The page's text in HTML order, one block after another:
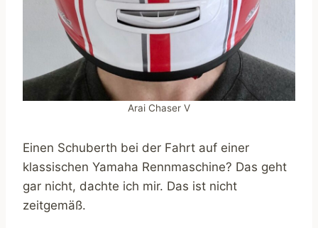
Arai Chaser V
Einen Schuberth bei der Fahrt auf einer
klassischen Yamaha Rennmaschine? Das geht
gar nicht, dachte ich mir. Das ist nicht
zeitgemäß.